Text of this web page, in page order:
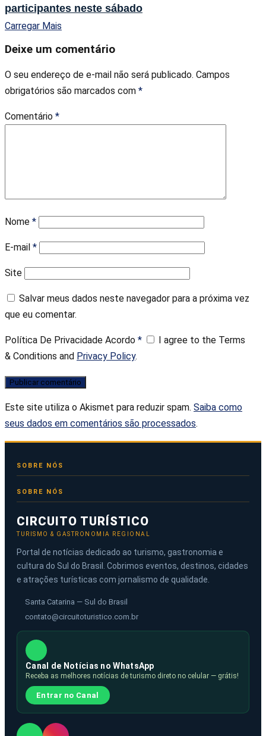
participantes neste sábado
Carregar Mais
Deixe um comentário
O seu endereço de e-mail não será publicado. Campos
obrigatórios são marcados com *
Comentário *
Nome *
E-mail *
Site
Salvar meus dados neste navegador para a próxima vez
que eu comentar.
Política De Privacidade Acordo *
I agree to the Terms
& Conditions and Privacy Policy.
Este site utiliza o Akismet para reduzir spam. Saiba como
seus dados em comentários são processados.
SOBRE NÓS
CIRCUITO TURÍSTICO
TURISMO & GASTRONOMIA REGIONAL
Portal de notícias dedicado ao turismo, gastronomia e
cultura do Sul do Brasil. Cobrimos eventos, destinos, cidades
e atrações turísticas com jornalismo de qualidade.
Santa Catarina — Sul do Brasil
contato@circuitoturistico.com.br
Canal de Notícias no WhatsApp
Receba as melhores notícias de turismo direto no celular — grátis!
Entrar no Canal